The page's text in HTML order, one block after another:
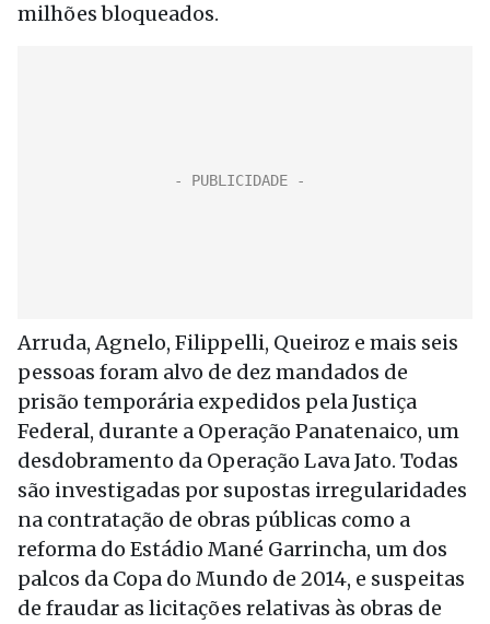
milhões bloqueados.
Arruda, Agnelo, Filippelli, Queiroz e mais seis
pessoas foram alvo de dez mandados de
prisão temporária expedidos pela Justiça
Federal, durante a Operação Panatenaico, um
desdobramento da Operação Lava Jato. Todas
são investigadas por supostas irregularidades
na contratação de obras públicas como a
reforma do Estádio Mané Garrincha, um dos
palcos da Copa do Mundo de 2014, e suspeitas
de fraudar as licitações relativas às obras de